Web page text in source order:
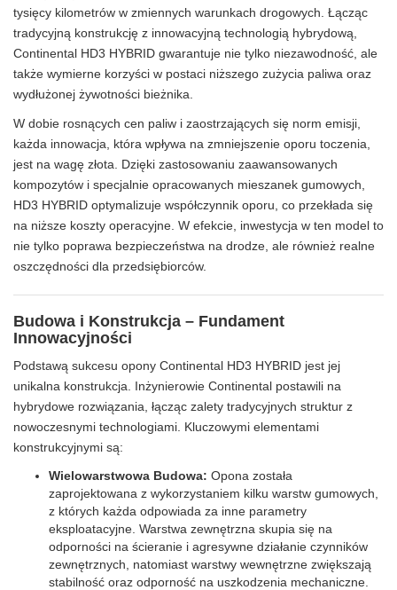
tysięcy kilometrów w zmiennych warunkach drogowych. Łącząc
tradycyjną konstrukcję z innowacyjną technologią hybrydową,
Continental HD3 HYBRID gwarantuje nie tylko niezawodność, ale
także wymierne korzyści w postaci niższego zużycia paliwa oraz
wydłużonej żywotności bieżnika.
W dobie rosnących cen paliw i zaostrzających się norm emisji,
każda innowacja, która wpływa na zmniejszenie oporu toczenia,
jest na wagę złota. Dzięki zastosowaniu zaawansowanych
kompozytów i specjalnie opracowanych mieszanek gumowych,
HD3 HYBRID optymalizuje współczynnik oporu, co przekłada się
na niższe koszty operacyjne. W efekcie, inwestycja w ten model to
nie tylko poprawa bezpieczeństwa na drodze, ale również realne
oszczędności dla przedsiębiorców.
Budowa i Konstrukcja – Fundament
Innowacyjności
Podstawą sukcesu opony Continental HD3 HYBRID jest jej
unikalna konstrukcja. Inżynierowie Continental postawili na
hybrydowe rozwiązania, łącząc zalety tradycyjnych struktur z
nowoczesnymi technologiami. Kluczowymi elementami
konstrukcyjnymi są:
Wielowarstwowa Budowa: Opona została
zaprojektowana z wykorzystaniem kilku warstw gumowych,
z których każda odpowiada za inne parametry
eksploatacyjne. Warstwa zewnętrzna skupia się na
odporności na ścieranie i agresywne działanie czynników
zewnętrznych, natomiast warstwy wewnętrzne zwiększają
stabilność oraz odporność na uszkodzenia mechaniczne.